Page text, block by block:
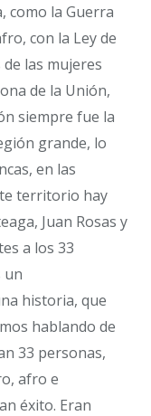
como la Guerra
con la Ley de
las mujeres
de la Unión,
siempre fue la
grande, lo
en las
territorio hay
Juan Rosas y
a los 33
un
historia, que
hablando de
33 personas,
afro e
éxito. Eran